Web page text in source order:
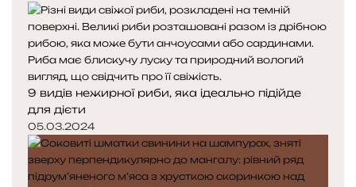
д
н
я
с
т
о
р
і
н
к
а
п
н
а
с
т
о
р
і
н
к
а
9 видів нежирної риби, яка ідеально підійде
для дієти
05.03.2024